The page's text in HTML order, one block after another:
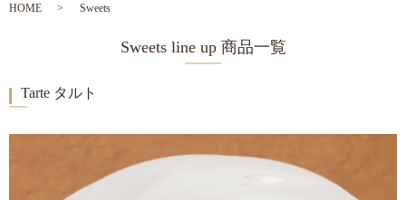
HOME Sweets
Sweets line up 商品一覧
Tarte タルト